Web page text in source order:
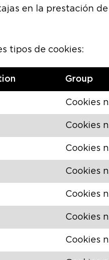
en la prestación
tipos de cookies:
Group
Cookies
Cookies
Cookies
Cookies
Cookies
Cookies
Cookies